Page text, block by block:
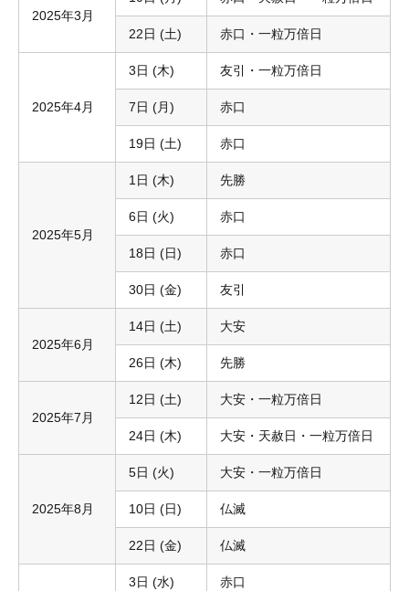
2025年3月
22日 (土) 赤口・一粒万倍日
2025年4月
3日 (木) 友引・一粒万倍日
7日 (月) 赤口
19日 (土) 赤口
2025年5月
1日 (木) 先勝
6日 (火) 赤口
18日 (日) 赤口
30日 (金) 友引
2025年6月
14日 (土) 大安
26日 (木) 先勝
2025年7月
12日 (土) 大安・一粒万倍日
24日 (木) 大安・天赦日・一粒万倍日
2025年8月
5日 (火) 大安・一粒万倍日
10日 (日) 仏滅
22日 (金) 仏滅
3日 (水) 赤口